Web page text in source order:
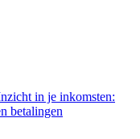
in je inkomsten:
betalingen